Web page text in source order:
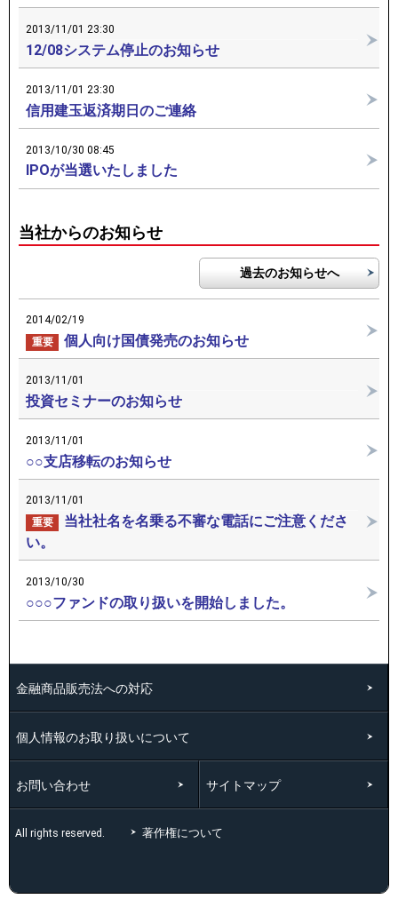
2013/11/01 23:30
12/08システム停止のお知らせ
2013/11/01 23:30
信用建玉返済期日のご連絡
2013/10/30 08:45
IPOが当選いたしました
当社からのお知らせ
過去のお知らせへ
2014/02/19
重要
個人向け国債発売のお知らせ
2013/11/01
投資セミナーのお知らせ
2013/11/01
○○支店移転のお知らせ
2013/11/01
重要
当社社名を名乗る不審な電話にご注意くださ
い。
2013/10/30
○○○ファンドの取り扱いを開始しました。
金融商品販売法への対応
個人情報のお取り扱いについて
お問い合わせ サイトマップ
All rights reserved. 著作権について